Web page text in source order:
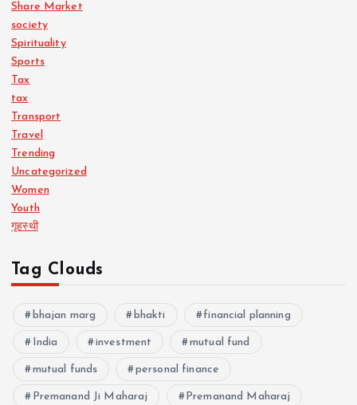
Share Market
society
Spirituality
Sports
Tax
tax
Transport
Travel
Trending
Uncategorized
Women
Youth
गृहस्थी
Tag Clouds
bhajan marg bhakti financial planning
India investment mutual fund
mutual funds personal finance
Premanand Ji Maharaj Premanand Maharaj